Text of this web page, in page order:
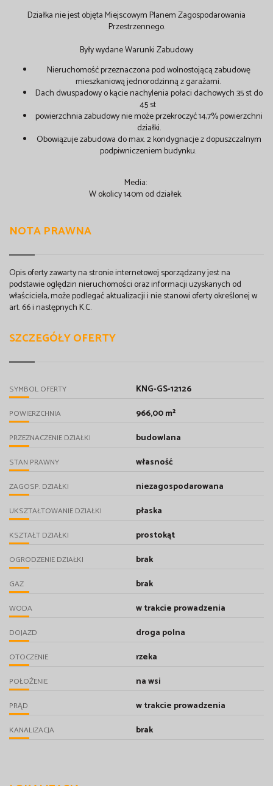
Działka nie jest objęta Miejscowym Planem Zagospodarowania
Przestrzennego.
Były wydane Warunki Zabudowy
Nieruchomość przeznaczona pod wolnostojącą zabudowę
mieszkaniową jednorodzinną z garażami.
Dach dwuspadowy o kącie nachylenia połaci dachowych 35 st do
45 st
powierzchnia zabudowy nie może przekroczyć 14,7% powierzchni
działki.
Obowiązuje zabudowa do max. 2 kondygnacje z dopuszczalnym
podpiwniczeniem budynku.
Media:
W okolicy 140m od działek.
NOTA PRAWNA
Opis oferty zawarty na stronie internetowej sporządzany jest na
podstawie oględzin nieruchomości oraz informacji uzyskanych od
właściciela, może podlegać aktualizacji i nie stanowi oferty określonej w
art. 66 i następnych K.C.
SZCZEGÓŁY OFERTY
SYMBOL OFERTY KNG-GS-12126
POWIERZCHNIA 966,00 m²
PRZEZNACZENIE DZIAŁKI budowlana
STAN PRAWNY własność
ZAGOSP. DZIAŁKI niezagospodarowana
UKSZTAŁTOWANIE DZIAŁKI płaska
KSZTAŁT DZIAŁKI prostokąt
OGRODZENIE DZIAŁKI brak
GAZ brak
WODA w trakcie prowadzenia
DOJAZD droga polna
OTOCZENIE rzeka
POŁOŻENIE na wsi
PRĄD w trakcie prowadzenia
KANALIZACJA brak